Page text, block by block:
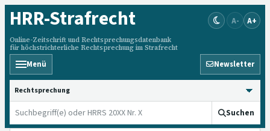
HRR-Strafrecht
Online-Zeitschrift und Rechtsprechungsdatenbank
für höchstrichterliche Rechtsprechung im Strafrecht
A- A+
Menü Newsletter
HRRS durchsuchen
Suchen